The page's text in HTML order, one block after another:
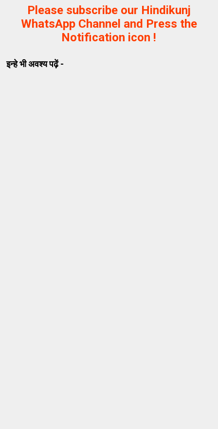
Please subscribe our Hindikunj
WhatsApp Channel and Press the
Notification icon !
इन्हे भी अवश्य पढ़ें -